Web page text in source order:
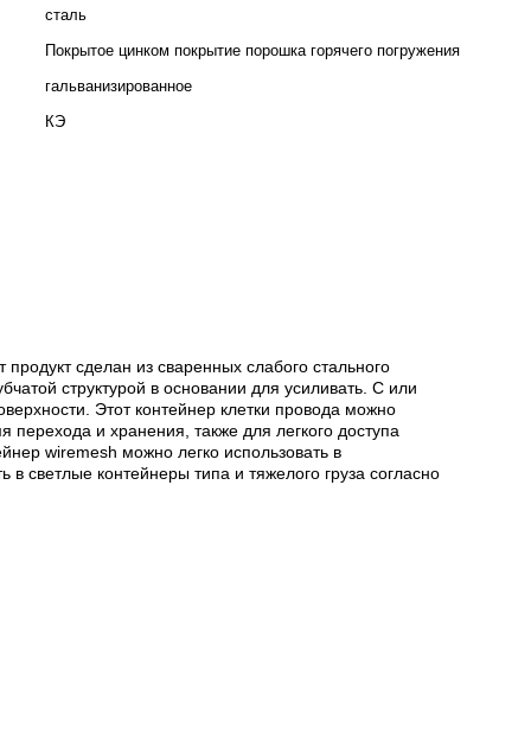
сталь
Покрытое цинком покрытие порошка горячего погружения
гальванизированное
КЭ
сделан из сваренных слабого стального
структурой в основании для усиливать. С или
Этот контейнер клетки провода можно
перехода и хранения, также для легкого доступа
wiremesh можно легко использовать в
светлые контейнеры типа и тяжелого груза согласно